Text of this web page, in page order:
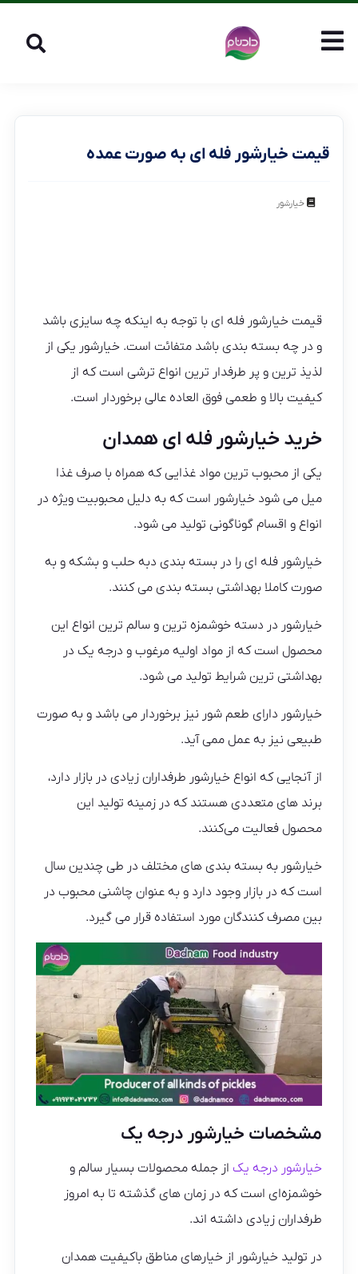
قیمت خیارشور فله ای به صورت عمده
خیارشور
قیمت خیارشور فله ای با توجه به اینکه چه سایزی باشد
و در چه بسته بندی باشد متفائت است. خیارشور یکی از
لذیذ ترین و پر طرفدار ترین انواع ترشی است که از
کیفیت بالا و طعمی فوق العاده عالی برخوردار است.
خرید خیارشور فله ای همدان
یکی از محبوب ترین مواد غذایی که همراه با صرف غذا
میل می شود خیارشور است که به دلیل محبوبیت ویژه در
انواع و اقسام گوناگونی تولید می شود.
خیارشور فله ای را در بسته بندی دبه حلب و بشکه و به
صورت کاملا بهداشتی بسته بندی می کنند.
خیارشور در دسته خوشمزه ترین و سالم ترین انواع این
محصول است که از مواد اولیه مرغوب و درجه یک در
بهداشتی ترین شرایط تولید می شود.
خیارشور دارای طعم شور نیز برخوردار می باشد و به صورت
طبیعی نیز به عمل ممی آید.
از آنجایی که انواع خیارشور طرفداران زیادی در بازار دارد،
برند های متعددی هستند که در زمینه تولید این
محصول فعالیت می‌کنند.
خیارشور به بسته بندی های مختلف در طی چندین سال
است که در بازار وجود دارد و به عنوان چاشنی محبوب در
بین مصرف کنندگان مورد استفاده قرار می گیرد.
مشخصات خیارشور درجه یک
خیارشور درجه یک از جمله محصولات بسیار سالم و
خوشمزه‌ای است که در زمان های گذشته تا به امروز
طرفداران زیادی داشته اند.
در تولید خیارشور از خیارهای مناطق باکیفیت همدان